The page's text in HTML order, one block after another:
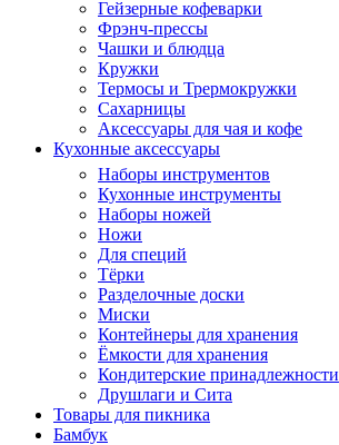
Гейзерные кофеварки
Фрэнч-прессы
Чашки и блюдца
Кружки
Термосы и Трермокружки
Сахарницы
Аксессуары для чая и кофе
Кухонные аксессуары
Наборы инструментов
Кухонные инструменты
Наборы ножей
Ножи
Для специй
Тёрки
Разделочные доски
Миски
Контейнеры для хранения
Ёмкости для хранения
Кондитерские принадлежности
Друшлаги и Сита
Товары для пикника
Бамбук